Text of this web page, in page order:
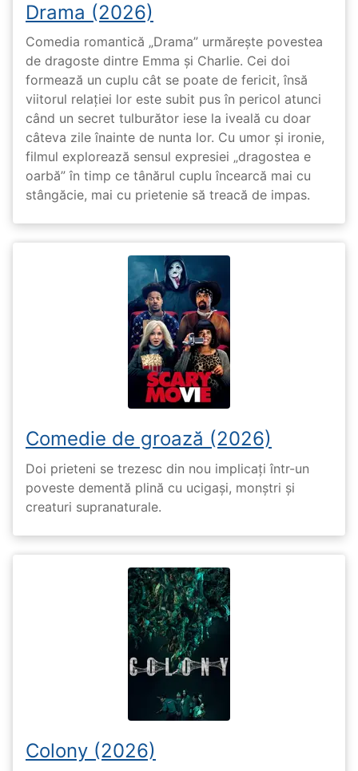
Drama (2026)
Comedia romantică „Drama” urmărește povestea
de dragoste dintre Emma și Charlie. Cei doi
formează un cuplu cât se poate de fericit, însă
viitorul relației lor este subit pus în pericol atunci
când un secret tulburător iese la iveală cu doar
câteva zile înainte de nunta lor. Cu umor și ironie,
filmul explorează sensul expresiei „dragostea e
oarbă” în timp ce tânărul cuplu încearcă mai cu
stângăcie, mai cu prietenie să treacă de impas.
Comedie de groază (2026)
Doi prieteni se trezesc din nou implicați într-un
poveste dementă plină cu ucigași, monștri și
creaturi supranaturale.
Colony (2026)